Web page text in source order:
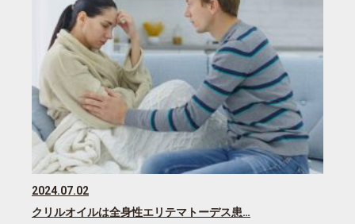
2024.07.02
クリルオイルは全身性エリテマトーデス患…